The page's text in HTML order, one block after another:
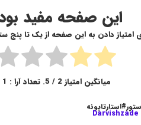
این صفحه مفید
امتیاز دادن به این صفحه از یک تا پنج
میانگین امتیاز2 / 5. تعداد آرا : 1
Darvishzade